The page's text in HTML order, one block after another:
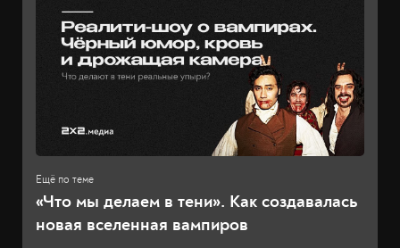
«Что мы делаем в тени». Как создавалась
новая вселенная вампиров